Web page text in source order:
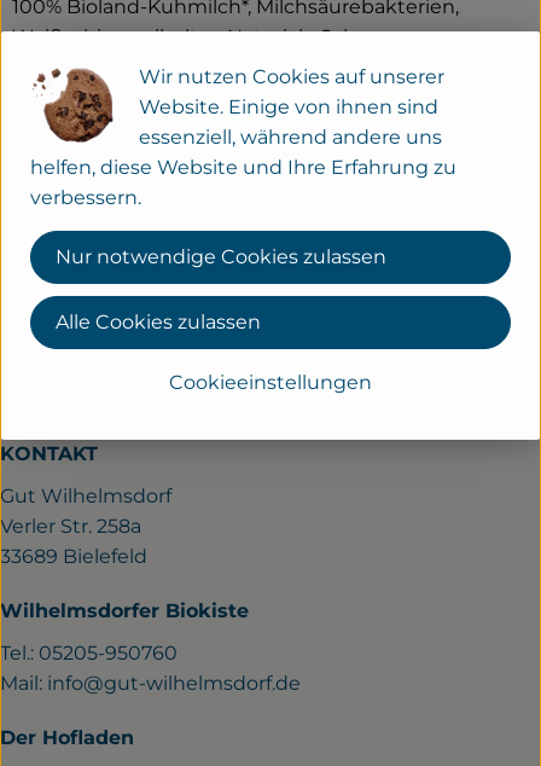
100% Bioland-Kuhmilch*, Milchsäurebakterien,
Weißschimmelkultur, Naturlab, Salz
aus kontrolliert-ökologischem Anbau
mind. 50 % Fett i.Tr.
Herkunft
KONTAKT
Gut Wilhelmsdorf
Verler Str. 258a
33689 Bielefeld
Wilhelmsdorfer Biokiste
Tel.: 05205-950760
Mail: info@gut-wilhelmsdorf.de
Der Hofladen
Wir nutzen Cookies auf unserer
Website. Einige von ihnen sind
essenziell, während andere uns
helfen, diese Website und Ihre Erfahrung zu
verbessern.
Cookieeinstellungen
Nur notwendige Cookies zulassen
Alle Cookies zulassen